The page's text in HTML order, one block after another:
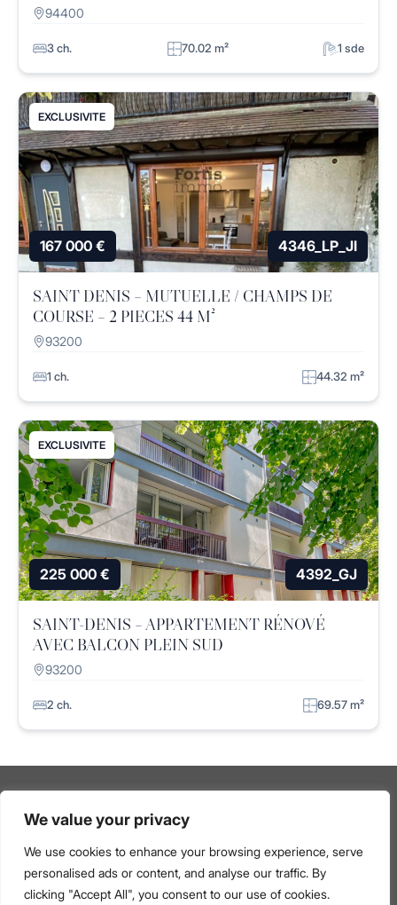
We value your privacy
We use cookies to enhance your browsing experience, serve
personalised ads or content, and analyse our traffic. By
clicking "Accept All", you consent to our use of cookies.
94400
3 ch. 70.02 m² 1 sde
EXCLUSIVITE
167 000 € 4346_LP_JI
SAINT DENIS – MUTUELLE / CHAMPS DE
COURSE – 2 PIECES 44 M²
93200
1 ch. 44.32 m²
EXCLUSIVITE
225 000 € 4392_GJ
SAINT-DENIS – APPARTEMENT RÉNOVÉ
AVEC BALCON PLEIN SUD
93200
2 ch. 69.57 m²
Mentions légales–Politique de confidentialité & Protection
Médiateur de la consommation et mentions légales du
Centre de Prestations de Services –Les barèmes